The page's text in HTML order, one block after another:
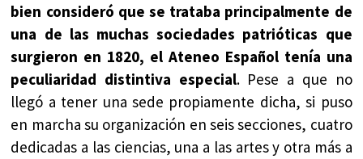
bien consideró que se trataba principalmente de
una de las muchas sociedades patrióticas que
surgieron en 1820, el Ateneo Español tenía una
peculiaridad distintiva especial. Pese a que no
llegó a tener una sede propiamente dicha, si puso
en marcha su organización en seis secciones, cuatro
dedicadas a las ciencias, una a las artes y otra más a